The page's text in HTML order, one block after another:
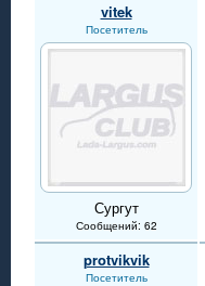
vitek
Посетитель
Сургут
Сообщений: 62
protvikvik
Посетитель